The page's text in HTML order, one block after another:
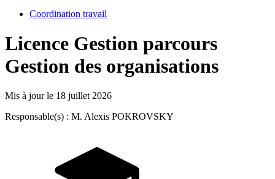
Coordination travail
Licence Gestion parcours
Gestion des organisations
Mis à jour le 18 juillet 2026
Responsable(s) : M. Alexis POKROVSKY